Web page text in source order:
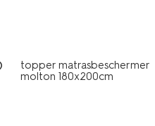
topper matrasbeschermer
molton 180x200cm